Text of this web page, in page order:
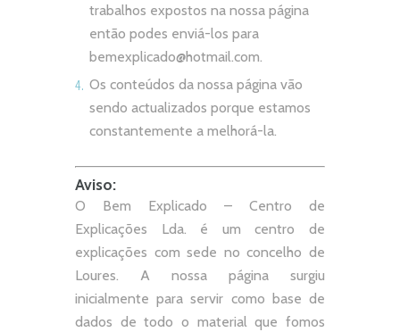
trabalhos expostos na nossa página
então podes enviá-los para
bemexplicado@hotmail.com.
Os conteúdos da nossa página vão
sendo actualizados porque estamos
constantemente a melhorá-la.
Aviso:
O Bem Explicado – Centro de
Explicações Lda. é um centro de
explicações com sede no concelho de
Loures. A nossa página surgiu
inicialmente para servir como base de
dados de todo o material que fomos